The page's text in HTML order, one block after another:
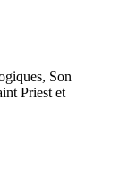
Son
Priest et